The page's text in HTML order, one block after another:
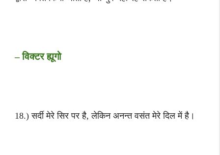
– विक्टर ह्यूगो
18.) सर्दी मेरे सिर पर है, लेकिन अनन्त वसंत मेरे दिल में है।